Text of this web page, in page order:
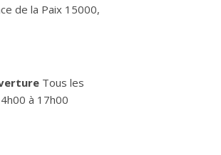
de la Paix 15000,
Tous les
à 17h00